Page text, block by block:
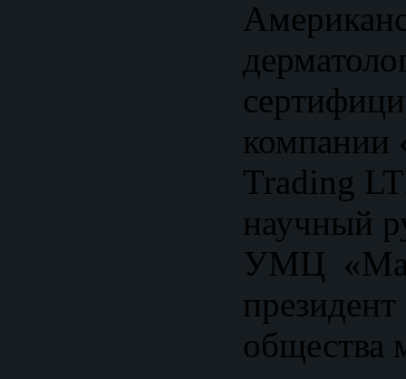
компании
Trading
научный
УМЦ
общества